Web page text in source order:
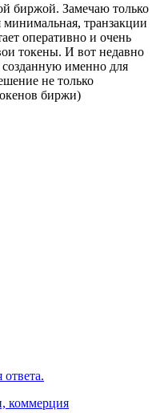
биржой. Замечаю только
транзакции
оперативно и очень
токены. И вот недавно
именно для
не только
биржи)
коммерция